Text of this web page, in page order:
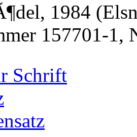
1984
157701-1,
Schrift